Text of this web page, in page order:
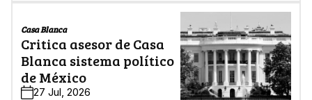
Casa Blanca
Critica asesor de Casa
Blanca sistema político
de México
27 Jul, 2026